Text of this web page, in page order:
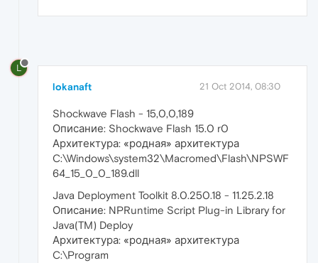
L
lokanaft 21 Oct 2014, 08:30
Shockwave Flash - 15,0,0,189
Описание: Shockwave Flash 15.0 r0
Архитектура: «родная» архитектура
C:\Windows\system32\Macromed\Flash\NPSWF
64_15_0_0_189.dll
Java Deployment Toolkit 8.0.250.18 - 11.25.2.18
Описание: NPRuntime Script Plug-in Library for
Java(TM) Deploy
Архитектура: «родная» архитектура
C:\Program